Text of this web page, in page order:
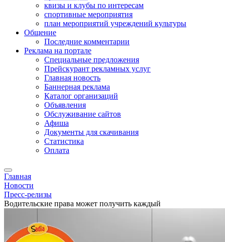
квизы и клубы по интересам
спортивные мероприятия
план мероприятий учреждений культуры
Общение
Последние комментарии
Реклама на портале
Специальные предложения
Прейскурант рекламных услуг
Главная новость
Баннерная реклама
Каталог организаций
Объявления
Обслуживание сайтов
Афиша
Документы для скачивания
Статистика
Оплата
Главная
Новости
Пресс-релизы
Водительские права может получить каждый